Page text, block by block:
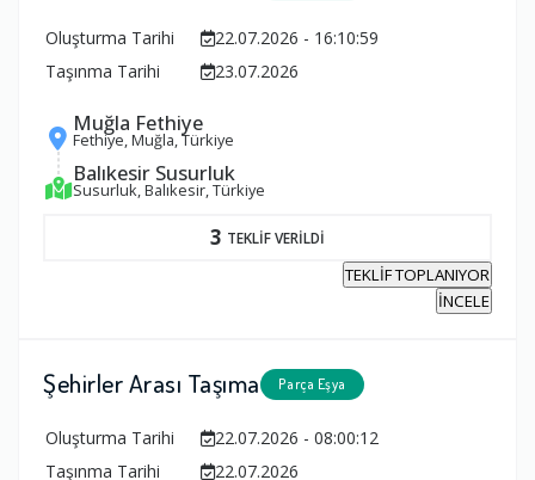
Oluşturma Tarihi
22.07.2026 - 16:10:59
Taşınma Tarihi
23.07.2026
Muğla Fethiye
Fethiye, Muğla, Türkiye
Balıkesir Susurluk
Susurluk, Balıkesir, Türkiye
3 TEKLİF VERİLDİ
TEKLİF TOPLANIYOR
İNCELE
Şehirler Arası Taşıma Parça Eşya
Oluşturma Tarihi
22.07.2026 - 08:00:12
Taşınma Tarihi
22.07.2026